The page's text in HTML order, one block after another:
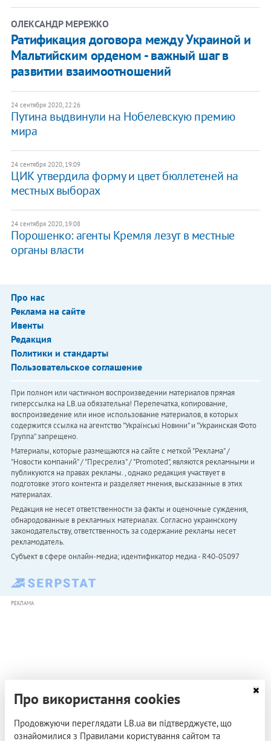
ОЛЕКСАНДР МЕРЕЖКО
Ратификация договора между Украиной и
Мальтийским орденом - важный шаг в
развитии взаимоотношений
24 сентября 2020, 22:26
Путина выдвинули на Нобелевскую премию
мира
24 сентября 2020, 19:09
ЦИК утвердила форму и цвет бюллетеней на
местных выборах
24 сентября 2020, 19:08
Порошенко: агенты Кремля лезут в местные
органы власти
Про нас
Реклама на сайте
Ивенты
Редакция
Политики и стандарты
Пользовательское соглашение
При полном или частичном воспроизведении материалов прямая
гиперссылка на LB.ua обязательна! Перепечатка, копирование,
воспроизведение или иное использование материалов, в которых
содержится ссылка на агентство "Українськi Новини" и "Украинская Фото
Группа" запрещено.
Материалы, которые размещаются на сайте с меткой "Реклама" /
"Новости компаний" / "Пресрелиз" / "Promoted", являются рекламными и
публикуются на правах рекламы. , однако редакция участвует в
подготовке этого контента и разделяет мнения, высказанные в этих
материалах.
Редакция не несет ответственности за факты и оценочные суждения,
обнародованные в рекламных материалах. Согласно украинскому
законодательству, ответственность за содержание рекламы несет
рекламодатель.
Субъект в сфере онлайн-медиа; идентификатор медиа - R40-05097
РЕКЛАМА
Про використання cookies
Продовжуючи переглядати LB.ua ви підтверджуєте, що
ознайомилися з Правилами користування сайтом та